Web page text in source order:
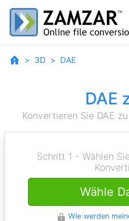
3D DAE
DAE
Konvertieren Sie DAE
Schritt 1 - Wählen
Wähle
Wie werden